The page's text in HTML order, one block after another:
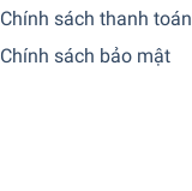
Chính sách thanh toán
Chính sách bảo mật